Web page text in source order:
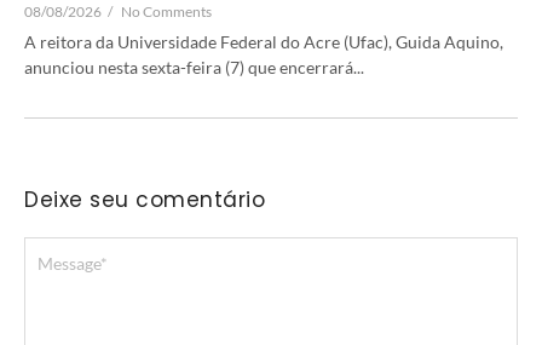
08/08/2026 / No Comments
A reitora da Universidade Federal do Acre (Ufac), Guida Aquino,
anunciou nesta sexta-feira (7) que encerrará...
Deixe seu comentário